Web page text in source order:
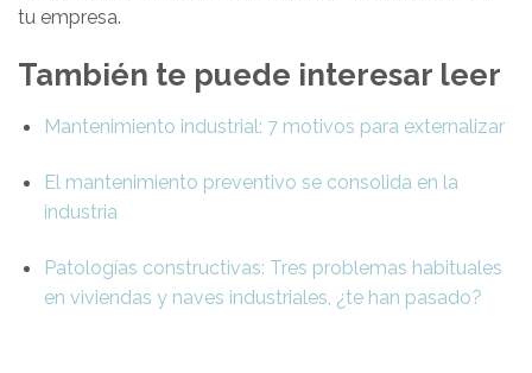
tu empresa.
También te puede interesar leer
Mantenimiento industrial: 7 motivos para externalizar
El mantenimiento preventivo se consolida en la
industria
Patologías constructivas: Tres problemas habituales
en viviendas y naves industriales, ¿te han pasado?